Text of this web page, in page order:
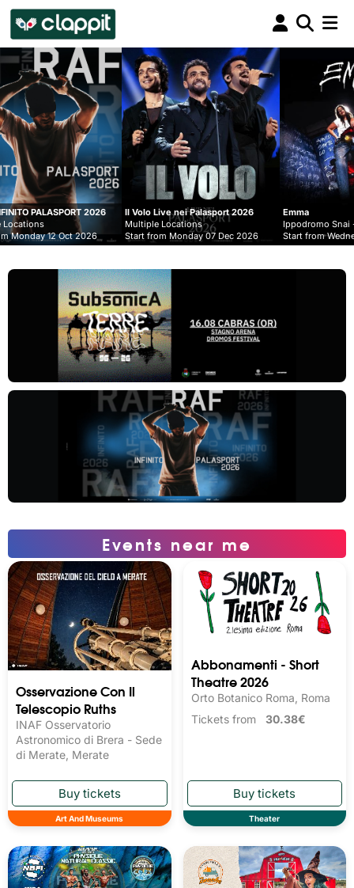
Clappit
biglietteria
Il Volo Live nei Palasport 2026
Multiple Locations
Start from Monday 07 Dec 2026
Emma
Ippodromo Snai - San Siro
Start from Wednesday 09 Sep 2026
Events near me
Osservazione Con Il
Telescopio Ruths
INAF Osservatorio
Astronomico di Brera - Sede
di Merate, Merate
Art And Museums
Abbonamenti - Short
Theatre 2026
Orto Botanico Roma, Roma
Tickets from 30.38€
Theater